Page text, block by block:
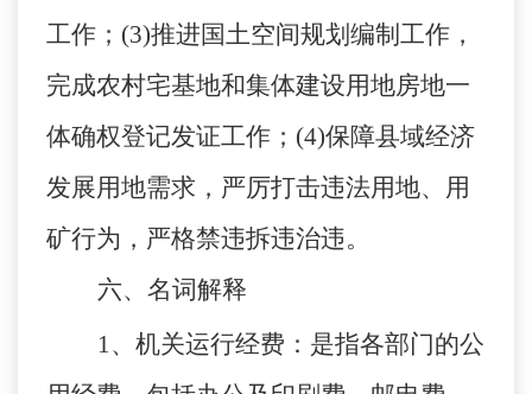
工作；(3)推进国土空间规划编制工作，
完成农村宅基地和集体建设用地房地一
体确权登记发证工作；(4)保障县域经济
发展用地需求，严厉打击违法用地、用
矿行为，严格禁违拆违治违。
六、名词解释
1、机关运行经费：是指各部门的公